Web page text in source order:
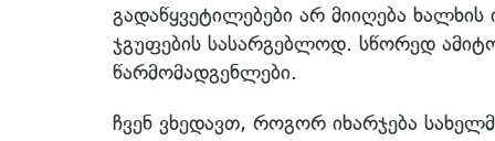
გადაწყვეტილებები არ მიიღება
ჯგუფების სასარგებლოდ. სწორედ
წარმომადგენლები.
ჩვენ ვხედავთ, როგორ იხარჯება